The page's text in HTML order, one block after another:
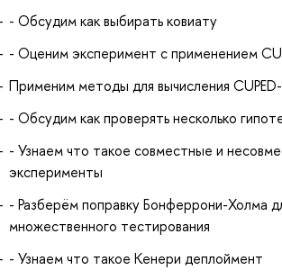
- Обсудим как выбирать ковиату
- Оценим эксперимент с применением
Применим методы для вычисления
- Обсудим как проверять несколько
- Узнаем что такое совместные и
эксперименты
- Разберём поправку Бонферрони-Холма
множественного тестирования
- Узнаем что такое Кенери деплоймент